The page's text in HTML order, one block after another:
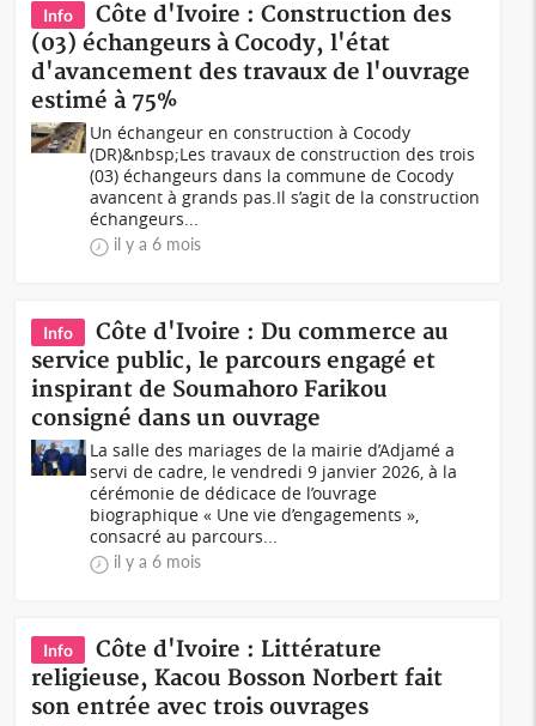
Info
Côte d'Ivoire : Construction des
(03) échangeurs à Cocody, l'état
d'avancement des travaux de l'ouvrage
estimé à 75%
Un échangeur en construction à Cocody
(DR)&nbsp;Les travaux de construction des trois
(03) échangeurs dans la commune de Cocody
avancent à grands pas.Il s’agit de la construction
échangeurs...
il y a 6 mois
Info
Côte d'Ivoire : Du commerce au
service public, le parcours engagé et
inspirant de Soumahoro Farikou
consigné dans un ouvrage
La salle des mariages de la mairie d’Adjamé a
servi de cadre, le vendredi 9 janvier 2026, à la
cérémonie de dédicace de l’ouvrage
biographique « Une vie d’engagements »,
consacré au parcours...
il y a 6 mois
Info
Côte d'Ivoire : Littérature
religieuse, Kacou Bosson Norbert fait
son entrée avec trois ouvrages